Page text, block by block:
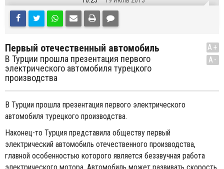
Первый отечественный автомобиль
В Турции прошла презентация первого
электрического автомобиля турецкого
производства
A+
A-
В Турции прошла презентация первого электрического
автомобиля турецкого производства.
Наконец-то Турция представила обществу первый
электрический автомобиль отечественного производства,
главной особенностью которого является беззвучная работа